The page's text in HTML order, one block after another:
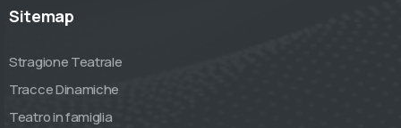
Sitemap
Stragione Teatrale
Tracce Dinamiche
Teatro in famiglia